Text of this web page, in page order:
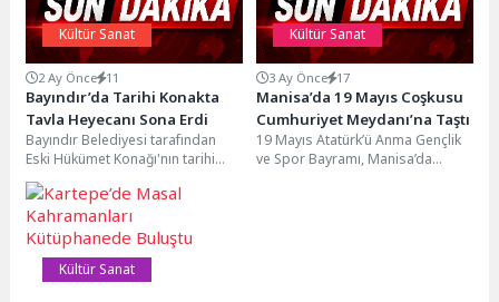
Kültür Sanat
2 Ay Önce 11
Bayındır’da Tarihi Konakta
Tavla Heyecanı Sona Erdi
Bayındır Belediyesi tarafından
Eski Hükümet Konağı'nın tarihi
atmosferinde düzenlenen tavla
turnuvası, 14 Haziran tarihinde
oynanan...
Kültür Sanat
3 Ay Önce 17
Manisa’da 19 Mayıs Coşkusu
Cumhuriyet Meydanı’na Taştı
19 Mayıs Atatürk’ü Anma Gençlik
ve Spor Bayramı, Manisa’da
Kültür Sanat